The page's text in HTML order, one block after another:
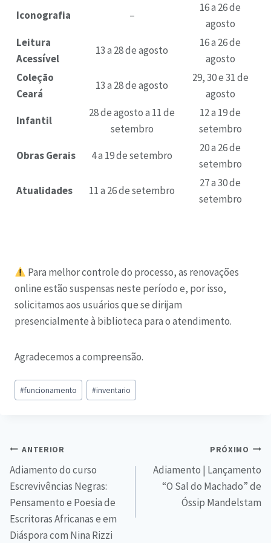
Iconografia
–
16 a 26 de
agosto
Leitura
Acessível
13 a 28 de agosto
16 a 26 de
agosto
Coleção
Ceará
13 a 28 de agosto
29, 30 e 31 de
agosto
Infantil
28 de agosto a 11 de
setembro
12 a 19 de
setembro
Obras Gerais
4 a 19 de setembro
20 a 26 de
setembro
Atualidades
11 a 26 de setembro
27 a 30 de
setembro
Para melhor controle do processo, as renovações
online estão suspensas neste período e, por isso,
solicitamos aos usuários que se dirijam
presencialmente à biblioteca para o atendimento.
Agradecemos a compreensão.
#funcionamento #inventario
ANTERIOR
Adiamento do curso
Escrevivências Negras:
Pensamento e Poesia de
Escritoras Africanas e em
Diáspora com Nina Rizzi
PRÓXIMO
Adiamento | Lançamento
“O Sal do Machado” de
Óssip Mandelstam